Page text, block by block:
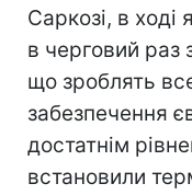
Саркозі, в ході
в черговий раз
що зроблять
забезпечення
достатнім
встановили